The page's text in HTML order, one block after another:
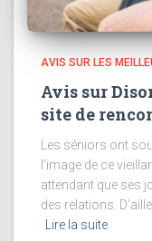
AVIS SUR LES
Avis sur
site de
Les séniors ont
l’image de ce
attendant que ses
des relations.
Lire la suite